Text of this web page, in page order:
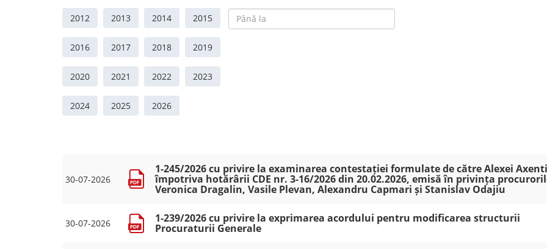
2012 2013 2014 2015
2016 2017 2018 2019
2020 2021 2022 2023
2024 2025 2026
30-07-2026
1-245/2026 cu privire la examinarea contestației formulate de către Alexei
împotriva hotărârii CDE nr. 3-16/2026 din 20.02.2026, emisă în privința
Veronica Dragalin, Vasile Plevan, Alexandru Capmari și Stanislav Odajiu
30-07-2026 1-239/2026 cu privire la exprimarea acordului pentru modificarea structurii
Procuraturii Generale